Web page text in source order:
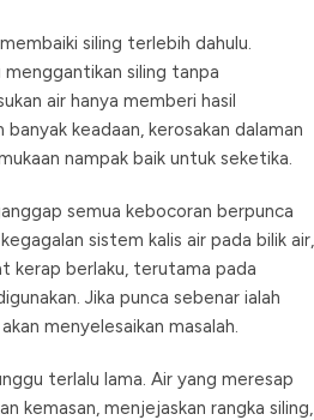
siling terlebih dahulu.
siling tanpa
air hanya memberi hasil
keadaan, kerosakan dalaman
nampak baik untuk seketika.
semua kebocoran berpunca
sistem kalis air pada bilik air,
kerap berlaku, terutama pada
Jika punca sebenar ialah
menyelesaikan masalah.
terlalu lama. Air yang meresap
kemasan, menjejaskan rangka siling,